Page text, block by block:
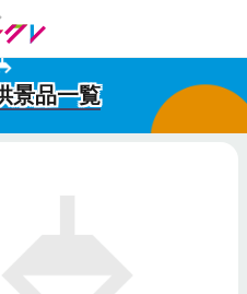
景品一覧